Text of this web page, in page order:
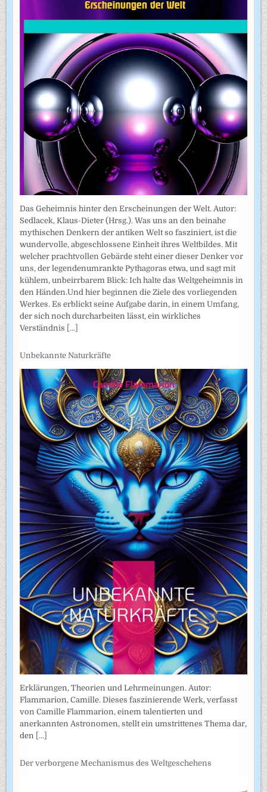
Das Geheimnis hinter den Erscheinungen der Welt. Autor:
Sedlacek, Klaus-Dieter (Hrsg.). Was uns an den beinahe
mythischen Denkern der antiken Welt so fasziniert, ist die
wundervolle, abgeschlossene Einheit ihres Weltbildes. Mit
welcher prachtvollen Gebärde steht einer dieser Denker vor
uns, der legendenumrankte Pythagoras etwa, und sagt mit
kühlem, unbeirrbarem Blick: Ich halte das Weltgeheimnis in
den Händen.Und hier beginnen die Ziele des vorliegenden
Werkes. Es erblickt seine Aufgabe darin, in einem Umfang,
der sich noch durcharbeiten lässt, ein wirkliches
Verständnis [...]
Unbekannte Naturkräfte
Erklärungen, Theorien und Lehrmeinungen. Autor:
Flammarion, Camille. Dieses faszinierende Werk, verfasst
von Camille Flammarion, einem talentierten und
anerkannten Astronomen, stellt ein umstrittenes Thema dar,
den [...]
Der verborgene Mechanismus des Weltgeschehens